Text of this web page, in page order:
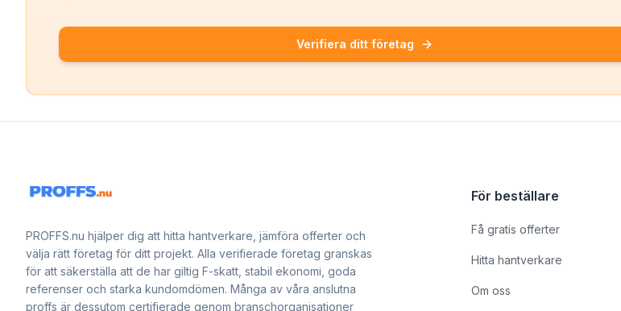
Verifiera ditt företag
PROFFS.nu hjälper dig att hitta hantverkare, jämföra offerter och
välja rätt företag för ditt projekt. Alla verifierade företag granskas
för att säkerställa att de har giltig F-skatt, stabil ekonomi, goda
referenser och starka kundomdömen. Många av våra anslutna
proffs är dessutom certifierade genom branschorganisationer
För beställare
Få gratis offerter
Hitta hantverkare
Om oss